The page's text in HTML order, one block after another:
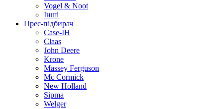
Vogel & Noot
Інші
Прес-підбирач
Case-IH
Claas
John Deere
Krone
Massey Ferguson
Mc Cormick
New Holland
Sipma
Welger